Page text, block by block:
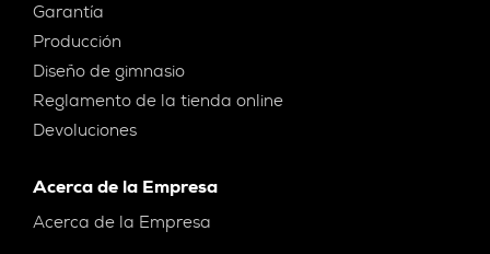
Garantía
Producción
Diseño de gimnasio
Reglamento de la tienda online
Devoluciones
Acerca de la Empresa
Acerca de la Empresa